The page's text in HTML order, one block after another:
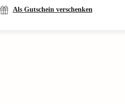
Als Gutschein verschenken